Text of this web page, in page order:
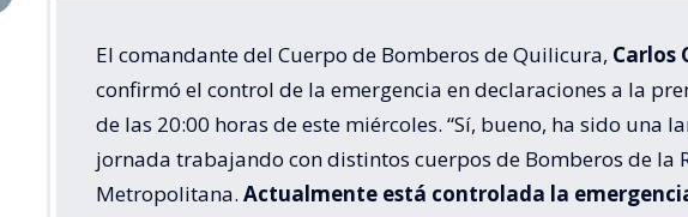
El comandante del Cuerpo de Bomberos de Quilicura, Carlos
confirmó el control de la emergencia en declaraciones a la
de las 20:00 horas de este miércoles. “Sí, bueno, ha sido una
jornada trabajando con distintos cuerpos de Bomberos de la
Metropolitana. Actualmente está controlada la